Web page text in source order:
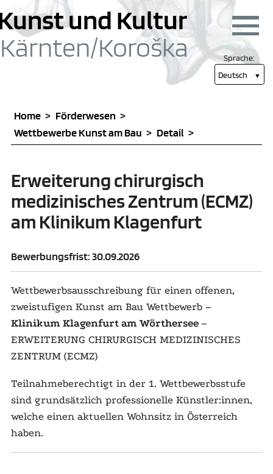
zum Inhalt springen [1] Hauptmenü
und Kultur
Kärnten/Koroška
Sprache:
Deutsch
Home
Förderwesen
Wettbewerbe Kunst am Bau
Detail
Erweiterung chirurgisch
medizinisches Zentrum (ECMZ)
am Klinikum Klagenfurt
Bewerbungsfrist: 30.09.2026
Wettbewerbsausschreibung für einen offenen,
zweistufigen Kunst am Bau Wettbewerb –
Klinikum Klagenfurt am Wörthersee –
ERWEITERUNG CHIRURGISCH MEDIZINISCHES
ZENTRUM (ECMZ)
Teilnahmeberechtigt in der 1. Wettbewerbsstufe
sind grundsätzlich professionelle Künstler:innen,
welche einen aktuellen Wohnsitz in Österreich
haben.